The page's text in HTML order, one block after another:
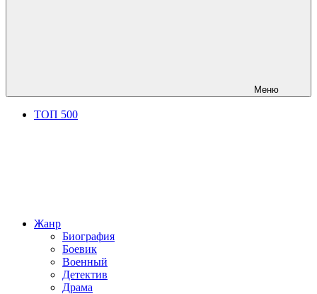
Меню
ТОП 500
Жанр
Биография
Боевик
Военный
Детектив
Драма